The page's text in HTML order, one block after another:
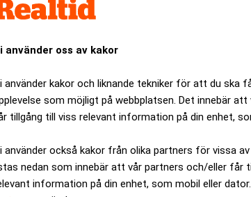
använder oss av kakor
använder kakor och liknande tekniker för att du ska
som möjligt på webbplatsen. Det innebär att
tillgång till viss relevant information på din enhet,
använder också kakor från olika partners för vissa
nedan som innebär att vår partners och/eller får
information på din enhet, som mobil eller
stora svängningar men med en dragning
månad.
ANNONS